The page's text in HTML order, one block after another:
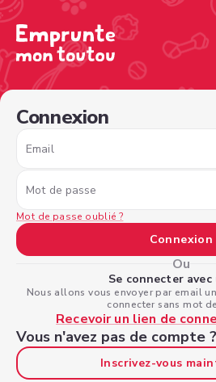
Connexion
Email
Mot de passe
Mot de passe oublié ?
Connexion
Ou
Se connecter
Nous allons vous envoyer par email
connecter sans mot
Recevoir un lien de
Vous n'avez pas de compte ?
Inscrivez-vous
/sign-in?nextPage=%2Fview-